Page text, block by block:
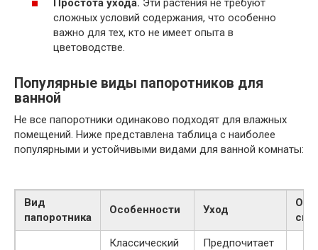
Простота ухода. Эти растения не требуют
сложных условий содержания, что особенно
важно для тех, кто не имеет опыта в
цветоводстве.
Популярные виды папоротников для
ванной
Не все папоротники одинаково подходят для влажных
помещений. Ниже представлена таблица с наиболее
популярными и устойчивыми видами для ванной комнаты:
Вид
папоротника
Особенности Уход
Классический
Предпочитает